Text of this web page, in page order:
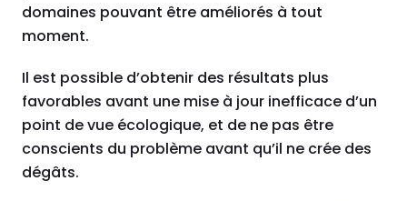
domaines pouvant être améliorés à tout
moment.
Il est possible d’obtenir des résultats plus
favorables avant une mise à jour inefficace d’un
point de vue écologique, et de ne pas être
conscients du problème avant qu’il ne crée des
dégâts.